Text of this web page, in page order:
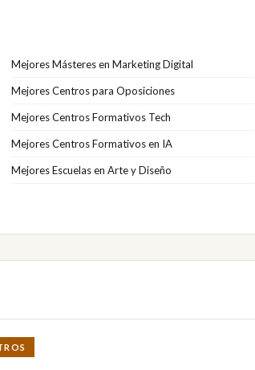
Mejores Másteres en Marketing Digital
Mejores Centros para Oposiciones
Mejores Centros Formativos Tech
Mejores Centros Formativos en IA
Mejores Escuelas en Arte y Diseño